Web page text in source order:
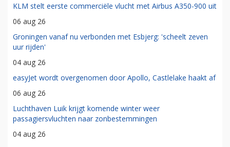
KLM stelt eerste commerciële vlucht met Airbus A350-900 uit
06 aug 26
Groningen vanaf nu verbonden met Esbjerg: 'scheelt zeven
uur rijden'
04 aug 26
easyJet wordt overgenomen door Apollo, Castlelake haakt af
06 aug 26
Luchthaven Luik krijgt komende winter weer
passagiersvluchten naar zonbestemmingen
04 aug 26